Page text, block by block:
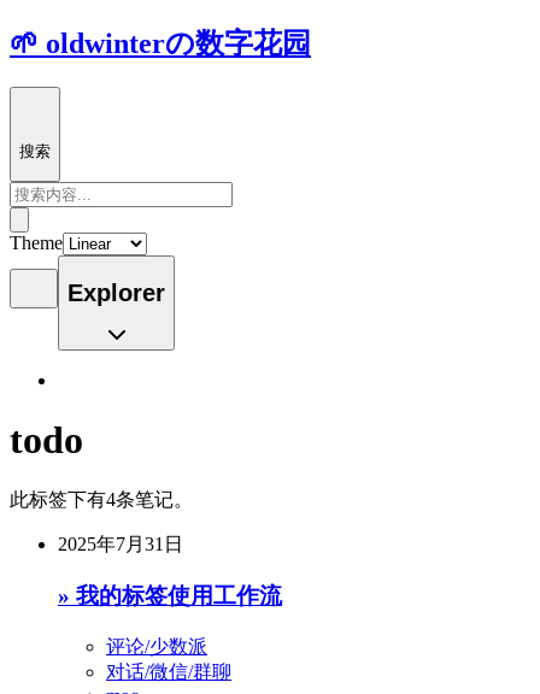
🌱 oldwinterの数字花园
搜索
Theme
Explorer
todo
此标签下有4条笔记。
2025年7月31日
» 我的标签使用工作流
评论/少数派
对话/微信/群聊